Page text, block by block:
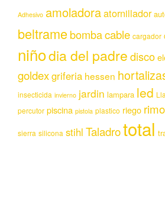
Adhesivo amoladoraatornillador
beltramebombacable cargador
niñodia del padredisco
goldexgriferia hessen
insecticida invierno jardin lampara led
percutor piscina pistola plastico riego
sierra silicona stihl Taladrototal